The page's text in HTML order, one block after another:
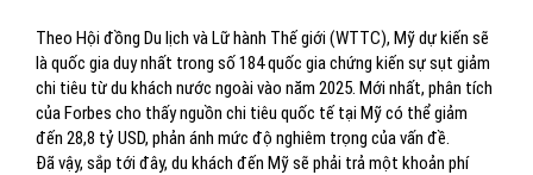
Theo Hội đồng Du lịch và Lữ hành Thế giới (WTTC), Mỹ dự kiến sẽ
là quốc gia duy nhất trong số 184 quốc gia chứng kiến sự sụt giảm
chi tiêu từ du khách nước ngoài vào năm 2025. Mới nhất, phân tích
của Forbes cho thấy nguồn chi tiêu quốc tế tại Mỹ có thể giảm
Đã vậy, sắp tới đây, du khách đến Mỹ sẽ phải trả một khoản phí